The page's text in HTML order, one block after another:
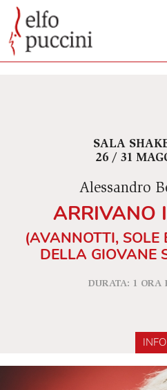
SALA
26 / 31
Alessandro
ARRIVANO
(AVANNOTTI, SOLE
DELLA GIOVANE
DURATA: 1 ORA
INFO